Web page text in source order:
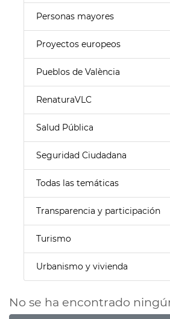
Personas mayores
Proyectos europeos
Pueblos de València
RenaturaVLC
Salud Pública
Seguridad Ciudadana
Todas las temáticas
Transparencia y participación
Turismo
Urbanismo y vivienda
No se ha encontrado